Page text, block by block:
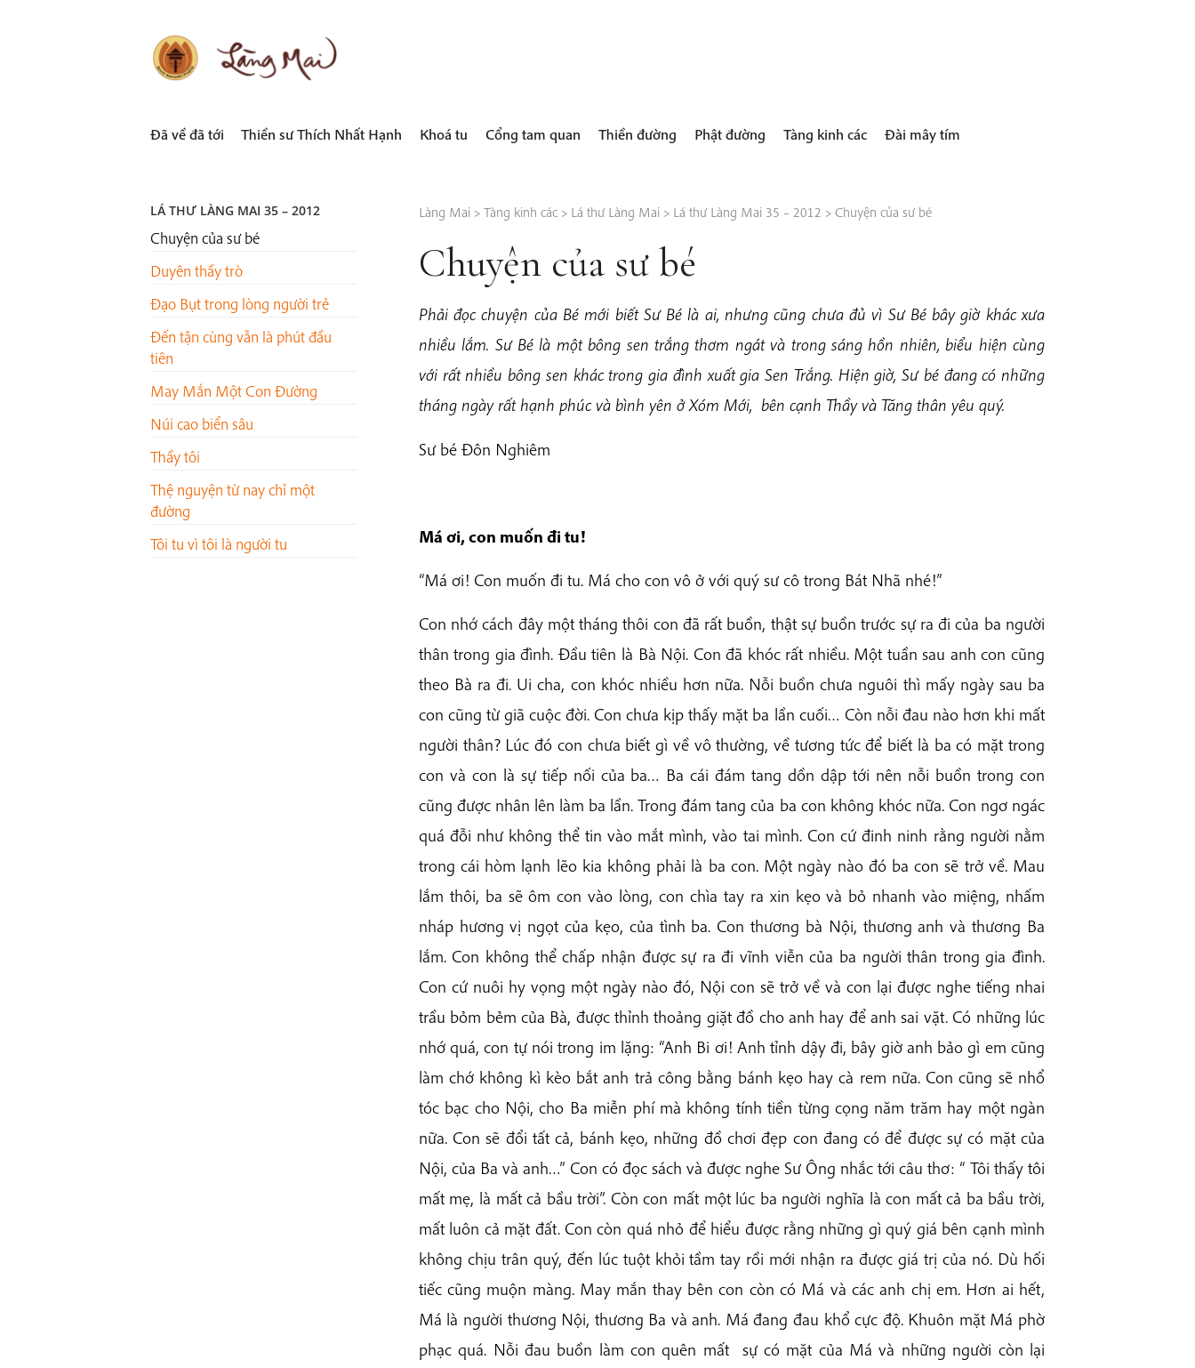
LÀNG MAI
Đã về đã tới Thiền sư Thích Nhất Hạnh Khoá tu Cổng tam quan Thiền đường Phật đường Tàng kinh các Đài mây tím
LÁ THƯ LÀNG MAI 35 – 2012
Chuyện của sư bé
Duyên thầy trò
Đạo Bụt trong lòng người trẻ
Đến tận cùng vẫn là phút đầu
tiên
May Mắn Một Con Đường
Núi cao biển sâu
Thầy tôi
Thệ nguyện từ nay chỉ một
đường
Tôi tu vì tôi là người tu
Làng Mai> Tàng kinh các> Lá thư Làng Mai> Lá thư Làng Mai 35 – 2012 > Chuyện của sư bé
Chuyện của sư bé
Phải đọc chuyện của Bé mới biết Sư Bé là ai, nhưng cũng chưa đủ vì Sư Bé bây giờ khác xưa
nhiều lắm. Sư Bé là một bông sen trắng thơm ngát và trong sáng hồn nhiên, biểu hiện cùng
với rất nhiều bông sen khác trong gia đình xuất gia Sen Trắng. Hiện giờ, Sư bé đang có những
tháng ngày rất hạnh phúc và bình yên ở Xóm Mới, bên cạnh Thầy và Tăng thân yêu quý.
Sư bé Đôn Nghiêm
Má ơi, con muốn đi tu!
“Má ơi! Con muốn đi tu. Má cho con vô ở với quý sư cô trong Bát Nhã nhé!”
Con nhớ cách đây một tháng thôi con đã rất buồn, thật sự buồn trước sự ra đi của ba người
thân trong gia đình. Đầu tiên là Bà Nội. Con đã khóc rất nhiều. Một tuần sau anh con cũng
theo Bà ra đi. Ui cha, con khóc nhiều hơn nữa. Nỗi buồn chưa nguôi thì mấy ngày sau ba
con cũng từ giã cuộc đời. Con chưa kịp thấy mặt ba lần cuối… Còn nỗi đau nào hơn khi mất
người thân? Lúc đó con chưa biết gì về vô thường, về tương tức để biết là ba có mặt trong
con và con là sự tiếp nối của ba… Ba cái đám tang dồn dập tới nên nỗi buồn trong con
cũng được nhân lên làm ba lần. Trong đám tang của ba con không khóc nữa. Con ngơ ngác
quá đỗi như không thể tin vào mắt mình, vào tai mình. Con cứ đinh ninh rằng người nằm
trong cái hòm lạnh lẽo kia không phải là ba con. Một ngày nào đó ba con sẽ trở về. Mau
lắm thôi, ba sẽ ôm con vào lòng, con chìa tay ra xin kẹo và bỏ nhanh vào miệng, nhấm
nháp hương vị ngọt của kẹo, của tình ba. Con thương bà Nội, thương anh và thương Ba
lắm. Con không thể chấp nhận được sự ra đi vĩnh viễn của ba người thân trong gia đình.
Con cứ nuôi hy vọng một ngày nào đó, Nội con sẽ trở về và con lại được nghe tiếng nhai
trầu bỏm bẻm của Bà, được thỉnh thoảng giặt đồ cho anh hay để anh sai vặt. Có những lúc
nhớ quá, con tự nói trong im lặng: “Anh Bi ơi! Anh tỉnh dậy đi, bây giờ anh bảo gì em cũng
làm chớ không kì kèo bắt anh trả công bằng bánh kẹo hay cà rem nữa. Con cũng sẽ nhổ
tóc bạc cho Nội, cho Ba miễn phí mà không tính tiền từng cọng năm trăm hay một ngàn
nữa. Con sẽ đổi tất cả, bánh kẹo, những đồ chơi đẹp con đang có để được sự có mặt của
Nội, của Ba và anh…” Con có đọc sách và được nghe Sư Ông nhắc tới câu thơ: “ Tôi thấy tôi
mất mẹ, là mất cả bầu trời”. Còn con mất một lúc ba người nghĩa là con mất cả ba bầu trời,
mất luôn cả mặt đất. Con còn quá nhỏ để hiểu được rằng những gì quý giá bên cạnh mình
không chịu trân quý, đến lúc tuột khỏi tầm tay rồi mới nhận ra được giá trị của nó. Dù hối
tiếc cũng muộn màng. May mắn thay bên con còn có Má và các anh chị em. Hơn ai hết,
Má là người thương Nội, thương Ba và anh. Má đang đau khổ cực độ. Khuôn mặt Má phờ
phạc quá. Nỗi đau buồn làm con quên mất sự có mặt của Má và những người còn lại